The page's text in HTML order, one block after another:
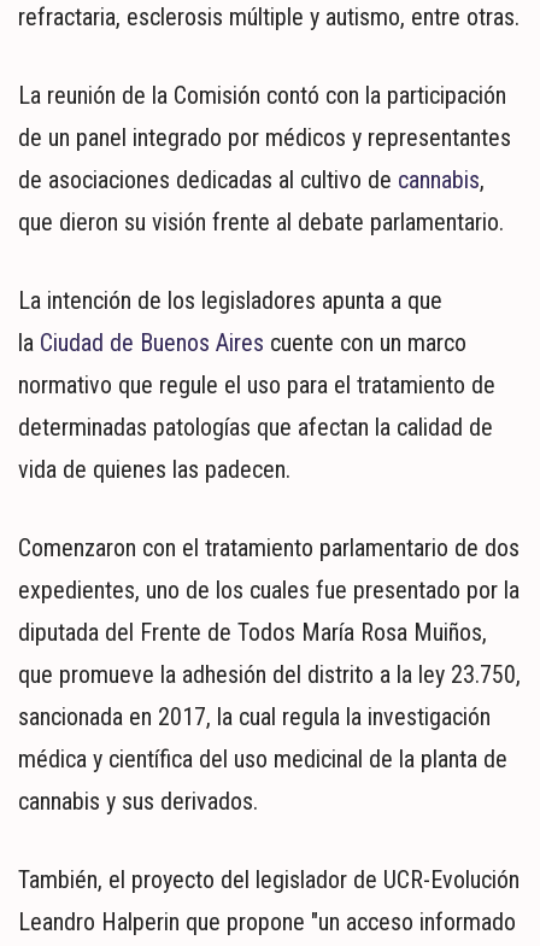
ESPECTÁCULOS
REGIONALES
SOCIEDAD
SALUD
refractaria, esclerosis múltiple y autismo, entre otras.
La reunión de la Comisión contó con la participación
de un panel integrado por médicos y representantes
de asociaciones dedicadas al cultivo de cannabis,
que dieron su visión frente al debate parlamentario.
La intención de los legisladores apunta a que
la Ciudad de Buenos Aires cuente con un marco
normativo que regule el uso para el tratamiento de
determinadas patologías que afectan la calidad de
vida de quienes las padecen.
Comenzaron con el tratamiento parlamentario de dos
expedientes, uno de los cuales fue presentado por la
diputada del Frente de Todos María Rosa Muiños,
que promueve la adhesión del distrito a la ley 23.750,
sancionada en 2017, la cual regula la investigación
médica y científica del uso medicinal de la planta de
cannabis y sus derivados.
También, el proyecto del legislador de UCR-Evolución
Leandro Halperin que propone "un acceso informado